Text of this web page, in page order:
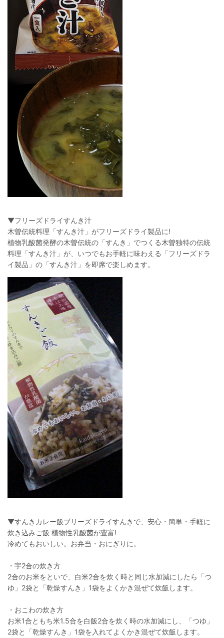
▼フリーズドライすんき汁
木曽伝統料理「すんき汁」がフリーズドライ製品に!
植物乳酸菌発酵の木曽伝統の「すんき」でつくる木曽独特の伝統
料理「すんき汁」が、いつでもお手軽に味わえる「フリーズドラ
イ製品」の「すんき汁」を即席で楽しめます。
▼すんきカレー飯ブリーズドライすんきで、安心・簡単・手軽に
炊き込みご飯 植物性乳酸菌が豊富!
冷めてもおいしい。お弁当・おにぎりに。
・宇2合の炊き方
2合のお米をといで、白米2合を炊く時と同じ水加減にしたら「つ
ゆ」2袋と「乾燥すんき」1袋をよくかき混ぜて炊飯します。
・おこわの炊き方
お米1合ともち米1.5合を白飯2合を炊く時の水加減にし、「つゆ」
2袋と「乾燥すんき」1袋を入れてよくかき混ぜて炊飯します。